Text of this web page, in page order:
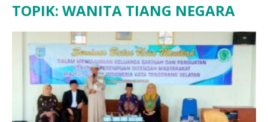
TOPIK: WANITA TIANG NEGARA